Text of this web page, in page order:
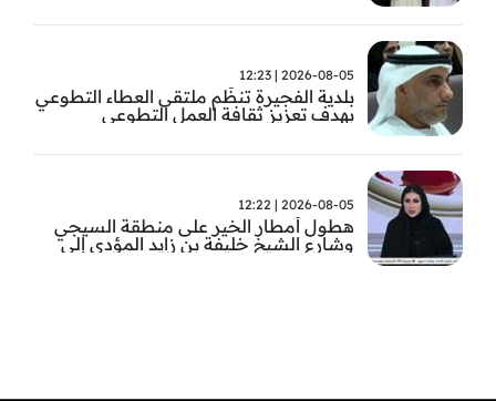
2026-08-05 | 12:23
بلدية الفجيرة تنظّم ملتقى العطاء التطوعي
بهدف تعزيز ثقافة العمل التطوعي
2026-08-05 | 12:22
هطول أمطار الخير على منطقة السيجي
وشارع الشيخ خليفة بن زايد المؤدي إلى